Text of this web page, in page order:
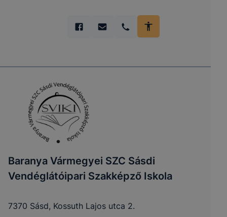
Baranya Vármegyei SZC Sásdi
Vendéglátóipari Szakképző Iskola
7370 Sásd, Kossuth Lajos utca 2.